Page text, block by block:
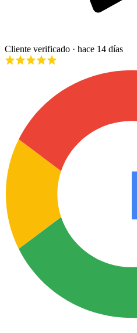
Cliente verificado · hace 14 días